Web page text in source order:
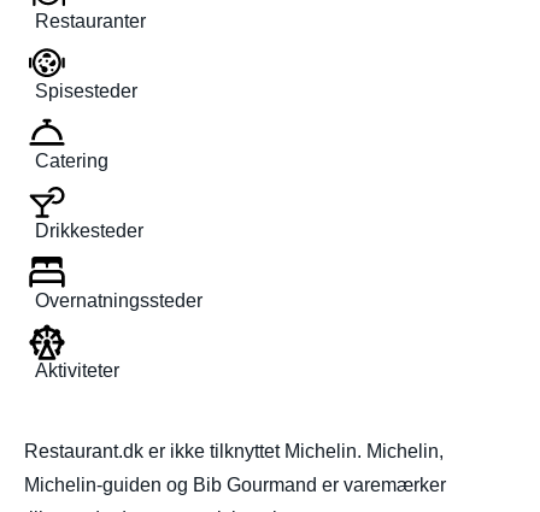
Restauranter
Spisesteder
Catering
Drikkesteder
Overnatningssteder
Aktiviteter
Restaurant.dk er ikke tilknyttet Michelin. Michelin,
Michelin-guiden og Bib Gourmand er varemærker